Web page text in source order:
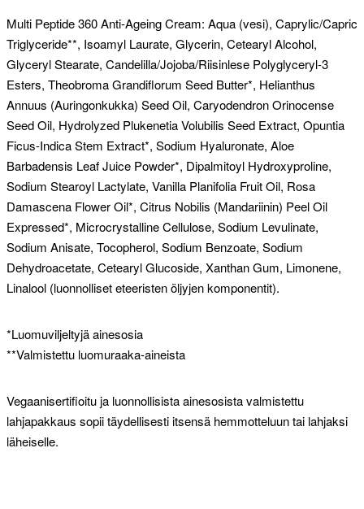
Multi Peptide 360 Anti-Ageing Cream: Aqua (vesi), Caprylic/Capric
Triglyceride**, Isoamyl Laurate, Glycerin, Cetearyl Alcohol,
Glyceryl Stearate, Candelilla/Jojoba/Riisinlese Polyglyceryl-3
Esters, Theobroma Grandiflorum Seed Butter*, Helianthus
Annuus (Auringonkukka) Seed Oil, Caryodendron Orinocense
Seed Oil, Hydrolyzed Plukenetia Volubilis Seed Extract, Opuntia
Ficus-Indica Stem Extract*, Sodium Hyaluronate, Aloe
Barbadensis Leaf Juice Powder*, Dipalmitoyl Hydroxyproline,
Sodium Stearoyl Lactylate, Vanilla Planifolia Fruit Oil, Rosa
Damascena Flower Oil*, Citrus Nobilis (Mandariinin) Peel Oil
Expressed*, Microcrystalline Cellulose, Sodium Levulinate,
Sodium Anisate, Tocopherol, Sodium Benzoate, Sodium
Dehydroacetate, Cetearyl Glucoside, Xanthan Gum, Limonene,
Linalool (luonnolliset eteeristen öljyjen komponentit).
*Luomuviljeltyjä ainesosia
**Valmistettu luomuraaka-aineista
Vegaanisertifioitu ja luonnollisista ainesosista valmistettu
lahjapakkaus sopii täydellisesti itsensä hemmotteluun tai lahjaksi
läheiselle.